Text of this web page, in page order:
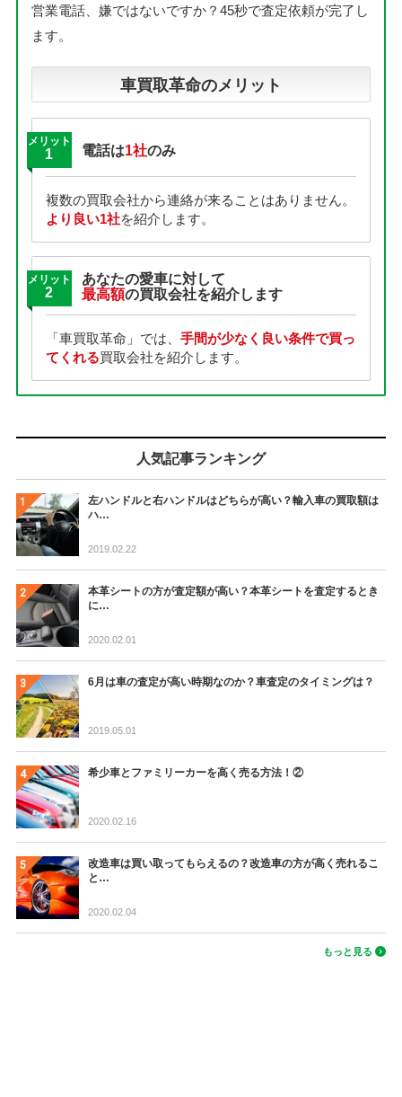
営業電話、嫌ではないですか？45秒で査定依頼が完了し
ます。
車買取革命のメリット
メリット
1 電話は1社のみ
複数の買取会社から連絡が来ることはありません。
より良い1社を紹介します。
メリット
2
あなたの愛車に対して
最高額の買取会社を紹介します
「車買取革命」では、 手間が少なく良い条件で買っ
てくれる買取会社を紹介します。
人気記事ランキング
左ハンドルと右ハンドルはどちらが高い？輸入車の買取額は
ハ…
2019.02.22
本革シートの方が査定額が高い？本革シートを査定するとき
に…
2020.02.01
6月は車の査定が高い時期なのか？車査定のタイミングは？
2019.05.01
希少車とファミリーカーを高く売る方法！②
2020.02.16
改造車は買い取ってもらえるの？改造車の方が高く売れるこ
と…
2020.02.04
もっと見る